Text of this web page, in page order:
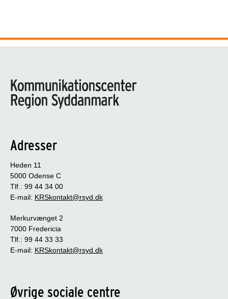
Adresser
Heden 11
5000 Odense C
Tlf.: 99 44 34 00
E-mail: KRSkontakt@rsyd.dk
Merkurvænget 2
7000 Fredericia
Tlf.: 99 44 33 33
E-mail: KRSkontakt@rsyd.dk
Øvrige sociale centre